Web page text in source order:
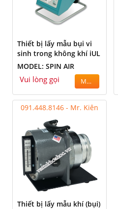
Thiết bị lấy mẫu bụi vi
sinh trong không khí iUL
MODEL: SPIN AIR
Vui lòng gọi MUA
091.448.8146 - Mr. Kiên
Thiết bị lấy mẫu khí (bụi)